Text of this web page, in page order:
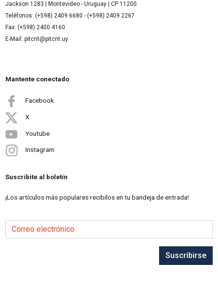
Jackson 1283 | Montevideo - Uruguay | CP 11200
Teléfonos: (+598) 2409 6680 - (+598) 2409 2267
Fax: (+598) 2400 4160
E-Mail: pitcnt@pitcnt.uy
Mantente conectado
Facebook
X
Youtube
Instagram
Suscribite al boletín
¡Los artículos más populares recibilos en tu bandeja de entrada!
Correo electrónico
Suscribirse